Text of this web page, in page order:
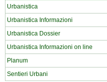
Urbanistica
Urbanistica Informazioni
Urbanistica Dossier
Urbanistica Informazioni on line
Planum
Sentieri Urbani